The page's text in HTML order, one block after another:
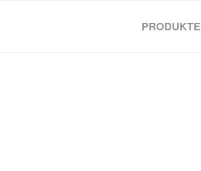
PRODUKTE